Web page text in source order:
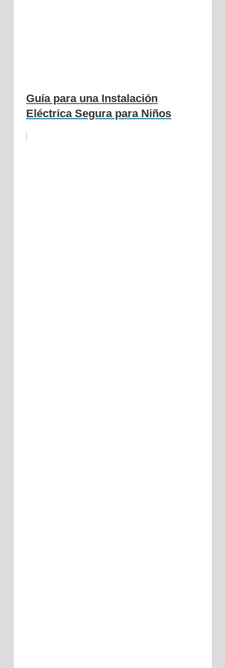
Guía para una Instalación
Eléctrica Segura para Niños